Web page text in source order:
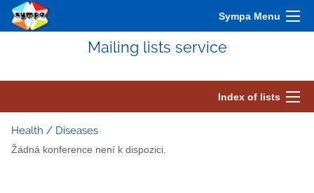
Sympa Menu
Mailing lists service
Index of lists
Health / Diseases
Žádná konference není k dispozici.